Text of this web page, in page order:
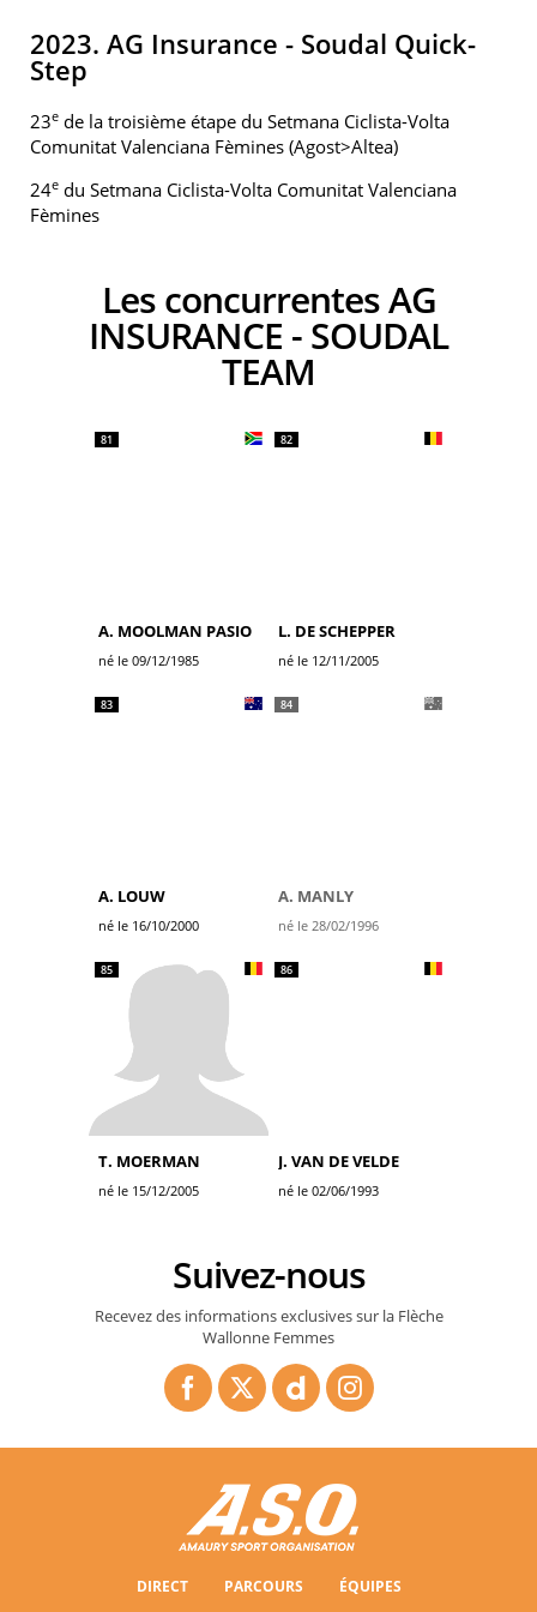
2023. AG Insurance - Soudal Quick-
Step
23e de la troisième étape du Setmana Ciclista-Volta
Comunitat Valenciana Fèmines (Agost>Altea)
24e du Setmana Ciclista-Volta Comunitat Valenciana
Fèmines
Les concurrentes AG
INSURANCE - SOUDAL
TEAM
81
A. MOOLMAN PASIO
né le 09/12/1985
82
L. DE SCHEPPER
né le 12/11/2005
83
A. LOUW
né le 16/10/2000
84
A. MANLY
né le 28/02/1996
85
T. MOERMAN
né le 15/12/2005
86
J. VAN DE VELDE
né le 02/06/1993
Suivez-nous
Recevez des informations exclusives sur la Flèche
Wallonne Femmes
DIRECT PARCOURS
ÉQUIPES